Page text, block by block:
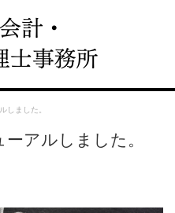
しました。
アルしました。